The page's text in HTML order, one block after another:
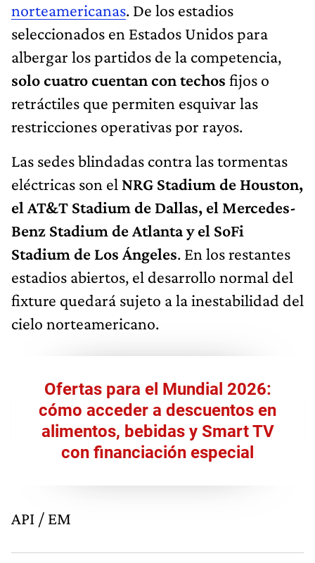
norteamericanas. De los estadios
seleccionados en Estados Unidos para
albergar los partidos de la competencia,
solo cuatro cuentan con techos fijos o
retráctiles que permiten esquivar las
restricciones operativas por rayos.
Las sedes blindadas contra las tormentas
eléctricas son el NRG Stadium de Houston,
el AT&T Stadium de Dallas, el Mercedes-
Benz Stadium de Atlanta y el SoFi
Stadium de Los Ángeles. En los restantes
estadios abiertos, el desarrollo normal del
fixture quedará sujeto a la inestabilidad del
cielo norteamericano.
Ofertas para el Mundial 2026:
cómo acceder a descuentos en
alimentos, bebidas y Smart TV
con financiación especial
API / EM